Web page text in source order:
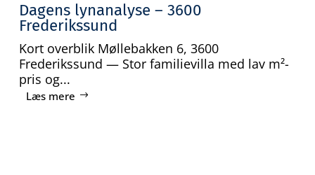
Dagens lynanalyse – 3600
Frederikssund
Kort overblik Møllebakken 6, 3600
Frederikssund — Stor familievilla med lav m²-
pris og...
Læs mere